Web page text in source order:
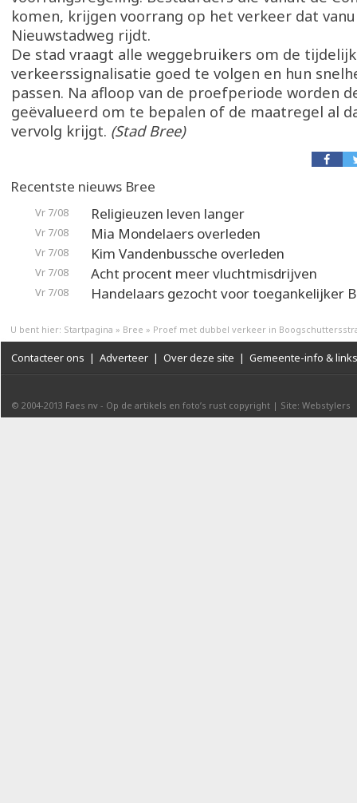
komen, krijgen voorrang op het verkeer dat
Nieuwstadweg rijdt.
De stad vraagt alle weggebruikers om de
verkeerssignalisatie goed te volgen en hun
passen. Na afloop van de proefperiode worden
geëvalueerd om te bepalen of de maatregel al
vervolg krijgt. (Stad Bree)
Recentste nieuws Bree
Vr 7/08 Religieuzen leven langer
Vr 7/08 Mia Mondelaers overleden
Vr 7/08 Kim Vandenbussche overleden
Vr 7/08 Acht procent meer vluchtmisdrijven
Vr 7/08 Handelaars gezocht voor toegankelijker
U bent hier: Startpagina » Bree » Proef met dubbel verkeer in
Contacteer ons | Adverteer | Over deze site | Gemeente-info & links
© 2004-2013 Faes nv - Op de artikels en foto’s rust copyright | Site: Webstylers